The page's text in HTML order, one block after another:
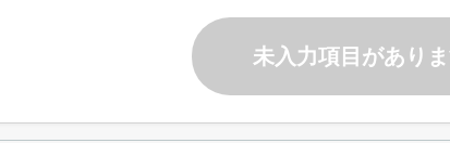
未入力項目があり